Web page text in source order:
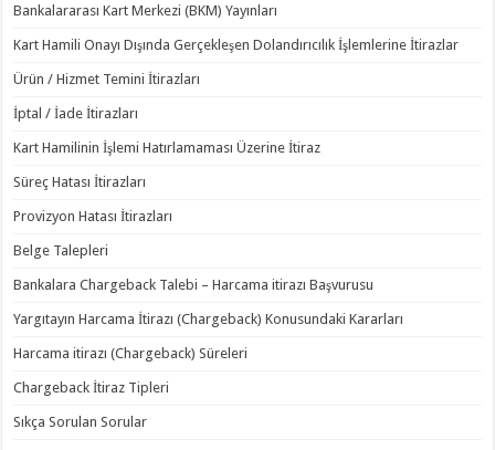
Bankalararası Kart Merkezi (BKM) Yayınları
Kart Hamili Onayı Dışında Gerçekleşen Dolandırıcılık İşlemlerine İtirazlar
Ürün / Hizmet Temini İtirazları
İptal / İade İtirazları
Kart Hamilinin İşlemi Hatırlamaması Üzerine İtiraz
Süreç Hatası İtirazları
Provizyon Hatası İtirazları
Belge Talepleri
Bankalara Chargeback Talebi – Harcama itirazı Başvurusu
Yargıtayın Harcama İtirazı (Chargeback) Konusundaki Kararları
Harcama itirazı (Chargeback) Süreleri
Chargeback İtiraz Tipleri
Sıkça Sorulan Sorular